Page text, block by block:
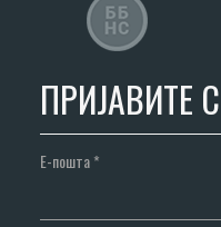
ПРИЈАВИТЕ
Е-пошта*